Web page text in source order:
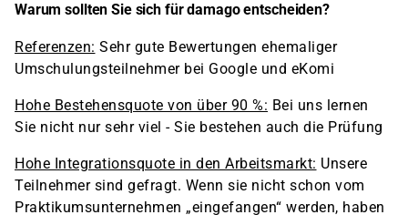
Warum sollten Sie sich für damago entscheiden?
Referenzen: Sehr gute Bewertungen ehemaliger
Umschulungsteilnehmer bei Google und eKomi
Hohe Bestehensquote von über 90 %: Bei uns lernen
Sie nicht nur sehr viel - Sie bestehen auch die Prüfung
Hohe Integrationsquote in den Arbeitsmarkt: Unsere
Teilnehmer sind gefragt. Wenn sie nicht schon vom
Praktikumsunternehmen „eingefangen“ werden, haben